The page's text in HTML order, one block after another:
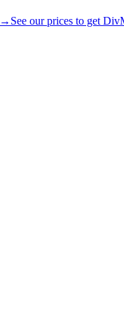
→ See our prices to get